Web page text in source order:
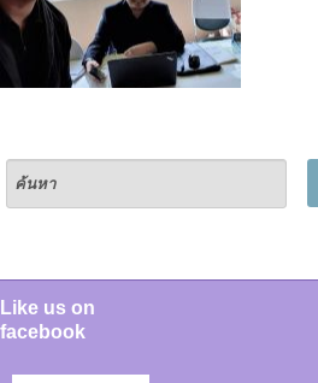
Like us on
facebook